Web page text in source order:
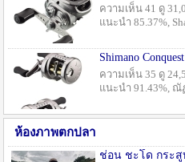
ความเห็น 41 ดู
แนะนำ 85.37%,
Shimano
ความเห็น 35 ดู
แนะนำ 91.43%,
ห้องภาพตกปลา
ช่อน ชะโด กระ